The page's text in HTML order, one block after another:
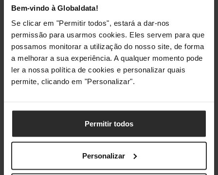
Bem-vindo à Globaldata!
Se clicar em "Permitir todos", estará a dar-nos
permissão para usarmos cookies. Eles servem para que
possamos monitorar a utilização do nosso site, de forma
a melhorar a sua experiência. A qualquer momento pode
ler a nossa política de cookies e personalizar quais
permite, clicando em "Personalizar".
Permitir todos
Personalizar
Classificações